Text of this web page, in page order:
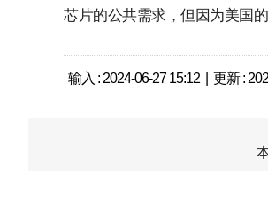
芯片的公共需求，但因为美国
输入 : 2024-06-27 15:12 | 更新 :